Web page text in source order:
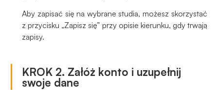
Aby zapisać się na wybrane studia, możesz skorzystać
z przycisku „Zapisz się” przy opisie kierunku, gdy trwają
zapisy.
KROK 2. Załóż konto i uzupełnij
swoje dane
Statystyka
Abyśmy mogli
strony
internetowej,